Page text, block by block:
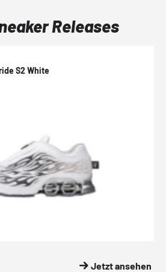
Releases
S2 White
Jetzt ansehen